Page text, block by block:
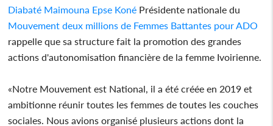
Diabaté Maimouna Epse Koné Présidente nationale du
Mouvement deux millions de Femmes Battantes pour ADO
rappelle que sa structure fait la promotion des grandes
actions d'autonomisation financière de la femme Ivoirienne.
«Notre Mouvement est National, il a été créée en 2019 et
ambitionne réunir toutes les femmes de toutes les couches
sociales. Nous avions organisé plusieurs actions dont la